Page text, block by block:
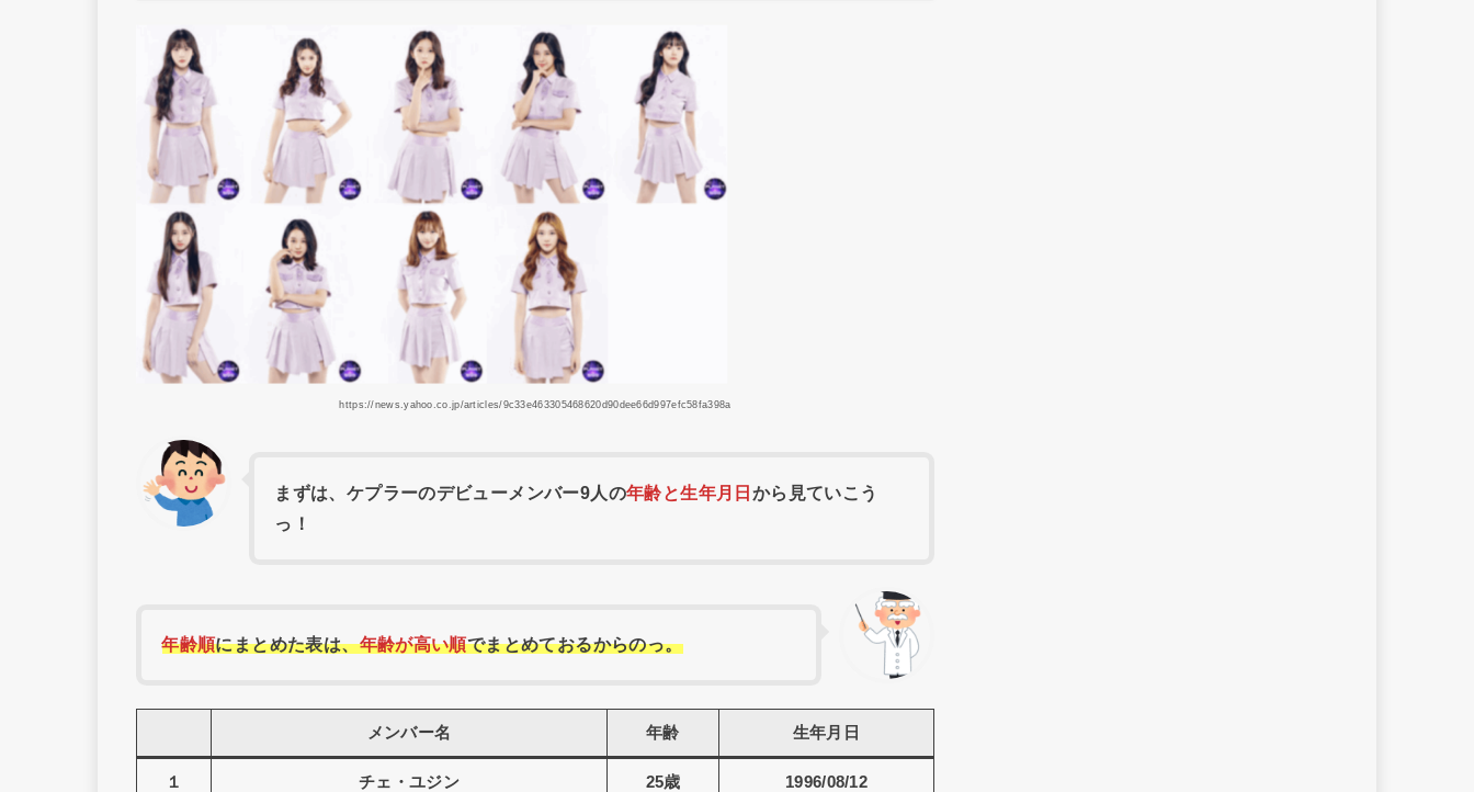
https://news.yahoo.co.jp/articles/9c33e463305468620d90dee66d997efc58fa398a
まずは、ケプラーのデビューメンバー9人の年齢と生年月日 から見ていこう
っ！
年齢順にまとめた表は、年齢が高い順でまとめておるからのっ。
メンバー名 年齢 生年月日
１ チェ・ユジン 25歳 1996/08/12